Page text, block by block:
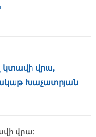
կտավի վրա,
Խաչատրյան
վրա։